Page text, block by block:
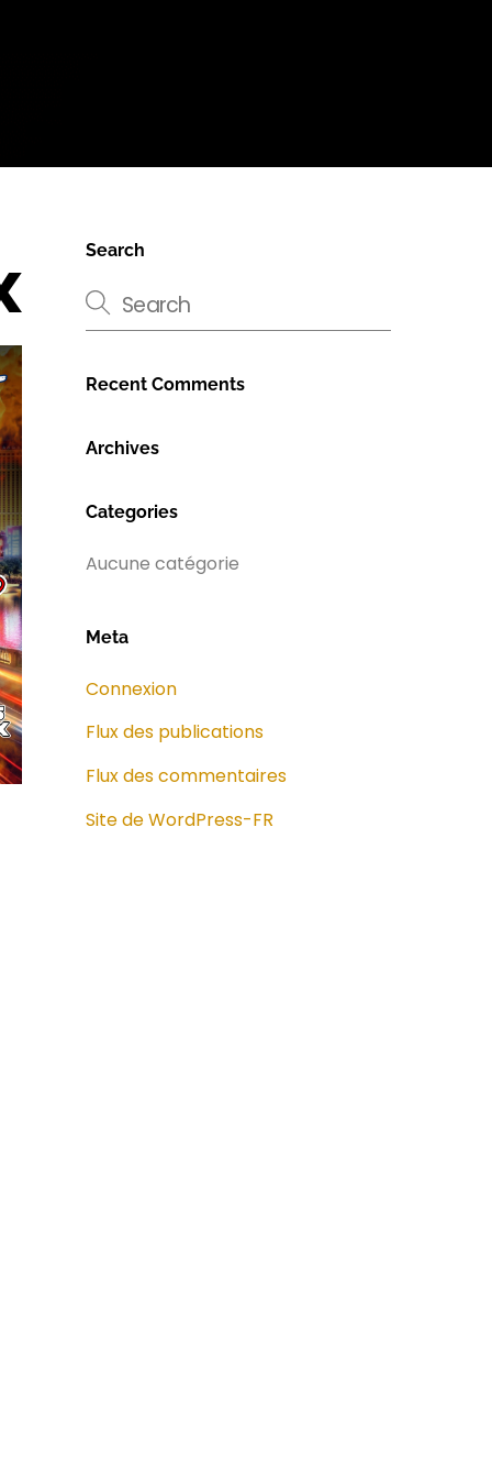
Search
Recent Comments
Archives
Categories
Aucune catégorie
Meta
Connexion
Flux des publications
Flux des commentaires
Site de WordPress-FR